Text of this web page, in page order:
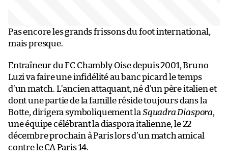
Pas encore les grands frissons du foot international,
mais presque.
Entraîneur du FC Chambly Oise depuis 2001, Bruno
Luzi va faire une infidélité au banc picard le temps
d’un match. L’ancien attaquant, né d’un père italien et
dont une partie de la famille réside toujours dans la
Botte, dirigera symboliquement la Squadra Diaspora,
une équipe célébrant la diaspora italienne, le 22
décembre prochain à Paris lors d’un match amical
contre le CA Paris 14.